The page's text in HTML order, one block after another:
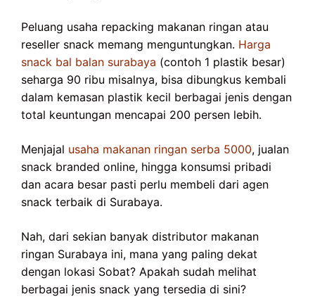
Peluang usaha repacking makanan ringan atau
reseller snack memang menguntungkan. Harga
snack bal balan surabaya (contoh 1 plastik besar)
seharga 90 ribu misalnya, bisa dibungkus kembali
dalam kemasan plastik kecil berbagai jenis dengan
total keuntungan mencapai 200 persen lebih.
Menjajal usaha makanan ringan serba 5000, jualan
snack branded online, hingga konsumsi pribadi
dan acara besar pasti perlu membeli dari agen
snack terbaik di Surabaya.
Nah, dari sekian banyak distributor makanan
ringan Surabaya ini, mana yang paling dekat
dengan lokasi Sobat? Apakah sudah melihat
berbagai jenis snack yang tersedia di sini?